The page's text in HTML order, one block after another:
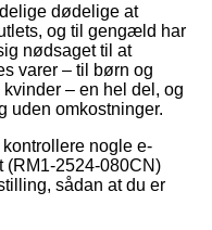
dødelige at
og til gengæld har
nødsaget til at
varer – til børn og
– en hel del, og
uden omkostninger.
nogle e-
(RM1-2524-080CN)
sådan at du er